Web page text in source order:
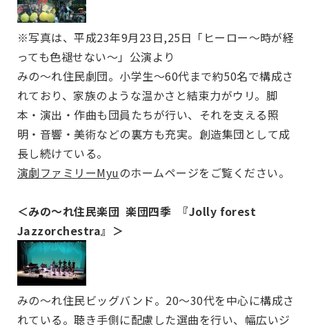
※写真は、平成23年9月23日,25日「ヒーロー～時が経
っても色褪せない～」公演より
みの～れ住民劇団。小学生～60代まで約50名で構成さ
れており、家族のような温かさと結束力がウリ。脚
本・演出・作曲も団員たちが行い、それを支える照
明・音響・美術などの裏方も充実。創造集団として成
長し続けている。
演劇ファミリーMyuのホームページをご覧ください。
＜みの～れ住民楽団 楽団四季 『Jolly forest
Jazzorchestra』＞
みの～れ住民ビッグバンド。20～30代を中心に構成さ
れている。聴き手側に配慮した選曲を行い、幅広いジ